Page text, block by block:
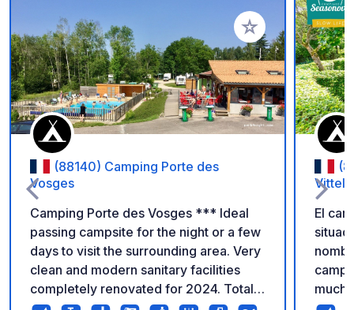
Añadir a tus
(88140) Camping Porte des
Vosges
Camping Porte des Vosges *** Ideal
passing campsite for the night or a few
days to visit the surrounding area. Very
clean and modern sanitary facilities
completely renovated for 2024. Total
Vittel
El
campiña